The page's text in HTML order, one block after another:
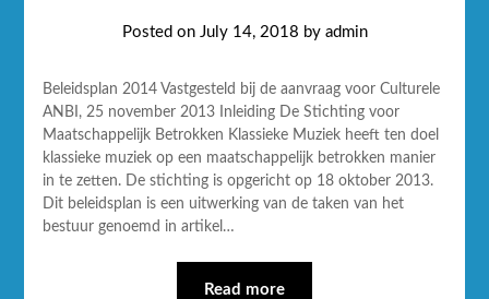
Posted on July 14, 2018 by admin
Beleidsplan 2014 Vastgesteld bij de aanvraag voor Culturele
ANBI, 25 november 2013 Inleiding De Stichting voor
Maatschappelijk Betrokken Klassieke Muziek heeft ten doel
klassieke muziek op een maatschappelijk betrokken manier
in te zetten. De stichting is opgericht op 18 oktober 2013.
Dit beleidsplan is een uitwerking van de taken van het
bestuur genoemd in artikel…
Read more